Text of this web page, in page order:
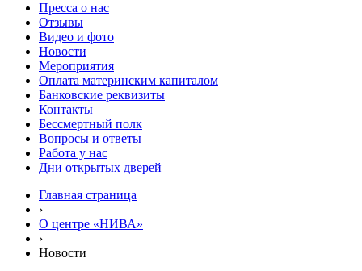
Пресса о нас
Отзывы
Видео и фото
Новости
Мероприятия
Оплата материнским капиталом
Банковские реквизиты
Контакты
Бессмертный полк
Вопросы и ответы
Работа у нас
Дни открытых дверей
Главная страница
›
О центре «НИВА»
›
Новости